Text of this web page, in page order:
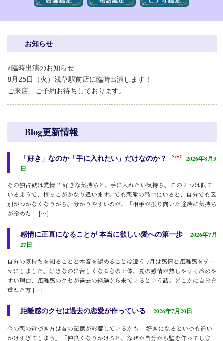
お知らせ
⭐︎臨時出演のお知らせ
8月25日（火）浅草駅前店に臨時出演します！
ご来店、ご予約お待ちしております。
Blog更新情報
「好き」なのか「手に入れたい」だけなのか？ New!
2026年8月3
日
その独占欲は愛情？ 好きな気持ちと、手に入れたい気持ち。この２つは似て
いるようで、根っこがかなり違います。でも恋愛の渦中にいると、自分でも区
別がつかなくなりがち。分かりやすいのが、「相手が振り向いた途端に気持ち
が冷めた」 […]
感情に正直になることが 本当に欲しい愛への第一歩
2026年7月
27日
自分の気持ちを知ることと本音を認めることは違う 7月は感情と距離感をテー
マにしました。好きなのに苦しくなる恋の正体、夏の感情が熱しやすく冷めや
すい理由、距離感のクセが過去の経験から来ているという話。どこかに自分を
重ねた方 […]
距離感のクセは過去の恋愛が作っている 2026年7月20日
今の恋の近づき方は昔の記憶が影響しているかも 「好きになるといつも追い
かけすぎてしまう」「仲良くなりかけると、なぜか自分から壁を作ってしま